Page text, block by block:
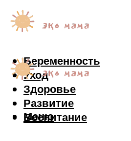
Беременность
Уход
Здоровье
Развитие
Воспитание
Меню